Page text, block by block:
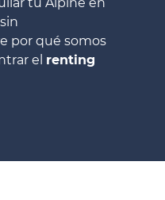
por qué somos
el renting